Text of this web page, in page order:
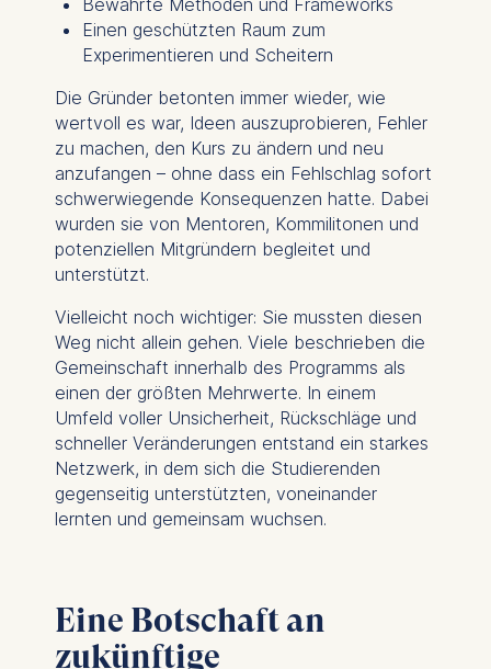
Einen geschützten Raum zum
Experimentieren und Scheitern
Die Gründer betonten immer wieder, wie
wertvoll es war, Ideen auszuprobieren, Fehler
zu machen, den Kurs zu ändern und neu
anzufangen – ohne dass ein Fehlschlag sofort
schwerwiegende Konsequenzen hatte. Dabei
wurden sie von Mentoren, Kommilitonen und
potenziellen Mitgründern begleitet und
unterstützt.
Vielleicht noch wichtiger: Sie mussten diesen
Weg nicht allein gehen. Viele beschrieben die
Gemeinschaft innerhalb des Programms als
einen der größten Mehrwerte. In einem
Umfeld voller Unsicherheit, Rückschläge und
schneller Veränderungen entstand ein starkes
Netzwerk, in dem sich die Studierenden
gegenseitig unterstützten, voneinander
lernten und gemeinsam wuchsen.
Eine Botschaft an
zukünftige
Technology GmbH
Schlossplatz 1, 10178 Berlin,
We use cookies for the
following purposes:
Analyzing website
usage
Improving our services
Marketing and
The following types of data
may be processed:
IP address
Device information
User behavior
The storage duration of
cookies varies depending
processing is Legitimate
Interest (Art. 6(1)(f)) GDPR